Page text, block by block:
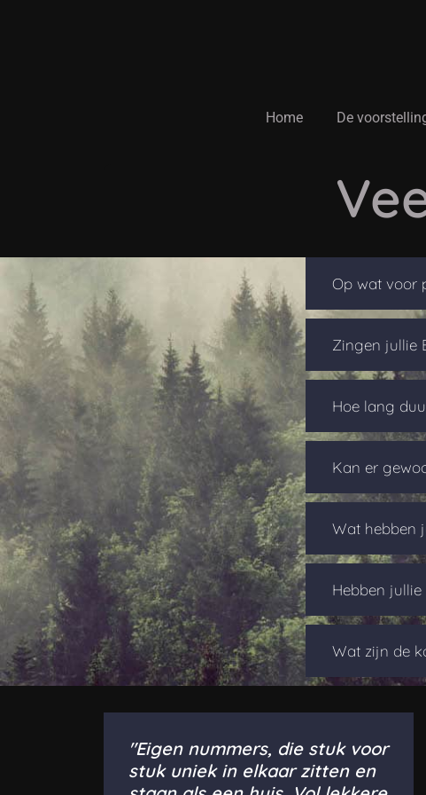
HoofdHome De
Op wat voor
Zingen jullie
Hoe lang
Kan er
Wat hebben
Hebben
Wat zijn de
"Eigen nummers, die stuk voor
stuk uniek in elkaar zitten en